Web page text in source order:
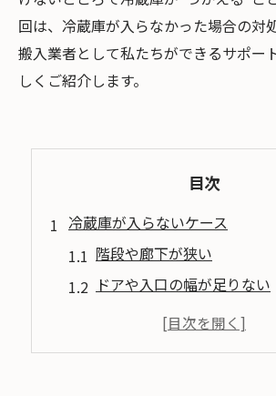
回は、冷蔵庫が入らなかった場合の対
搬入業者として私たちができるサポー
しくご紹介します。
目次
冷蔵庫が入らないケース
階段や廊下が狭い
ドアや入口の幅が足りない
エレベーターが使えない、